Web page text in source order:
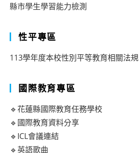
縣市學生學習能力檢測
性平專區
113學年度本校性別平等教育相關法規
國際教育專區
🔹花蓮縣國際教育任務學校
🔹國際教育資料分享
🔹ICL會議連結
🔹英語歌曲